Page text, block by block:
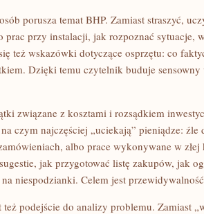
porusza temat BHP. Zamiast straszyć,
prac przy instalacji, jak rozpoznać sytuacje,
też wskazówki dotyczące osprzętu: co
Dzięki temu czytelnik buduje sensowny
związane z kosztami i rozsądkiem
czym najczęściej „uciekają” pieniądze: źle
albo prace wykonywane w
jak przygotować listę zakupów, jak
niespodzianki. Celem jest
też podejście do analizy problemu. Zamiast